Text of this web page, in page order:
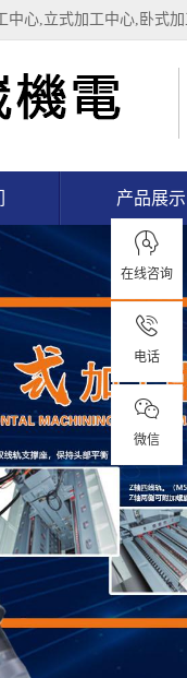
中心,立式加工中心,卧式
产品展示
在线咨询
电话
微信